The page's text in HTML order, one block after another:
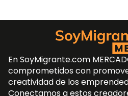
En SoyMigrante.com
comprometidos con
creatividad de los
Conectamos a estos